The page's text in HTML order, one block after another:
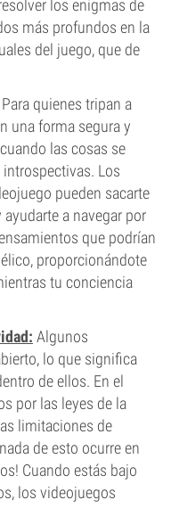
los enigmas de
más profundos en la
del juego, que de
Para quienes tripan a
una forma segura y
las cosas se
Los
pueden sacarte
a navegar por
que podrían
proporcionándote
tu conciencia
Algunos
lo que significa
de ellos. En el
por las leyes de la
limitaciones de
de esto ocurre en
Cuando estás bajo
los videojuegos